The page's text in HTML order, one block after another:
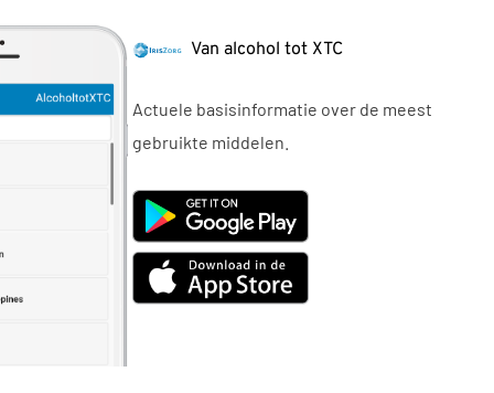
Van alcohol tot XTC
Actuele basisinformatie over de meest
gebruikte middelen.